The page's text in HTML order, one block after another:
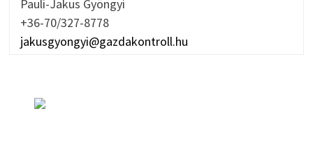
Pauli-Jakus Gyöngyi
+36-70/327-8778
jakusgyongyi@gazdakontroll.hu